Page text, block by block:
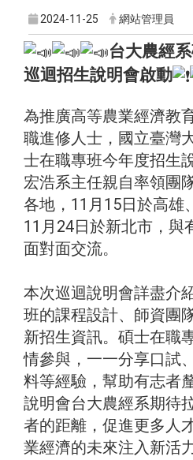
2024-11-25 網站管理員
台大農經
巡迴招生說明會啟動
為推廣高等農業經濟教
職進修人士，國立臺灣
士在職專班今年度招生
宏浩系主任親自率領團
各地，11月15日於高雄
11月24日於新北市，與
面對面交流。
本次巡迴說明會詳盡介
班的課程設計、師資團
新招生資訊。碩士在職
情參與，一一分享口試
料等經驗，幫助有志者
說明會台大農經系期待
者的距離，促進更多人
業經濟的未來注入新活力